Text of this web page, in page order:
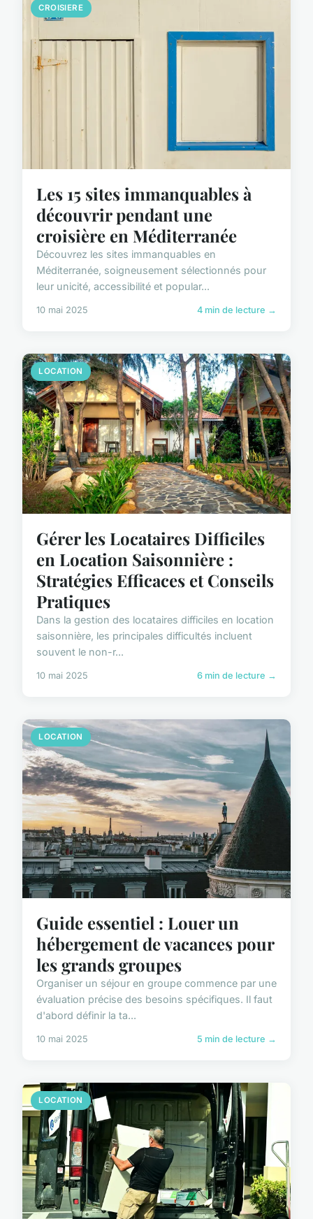
CROISIERE
Les 15 sites immanquables à
découvrir pendant une
croisière en Méditerranée
Découvrez les sites immanquables en
Méditerranée, soigneusement sélectionnés pour
leur unicité, accessibilité et popular...
10 mai 2025 4 min de lecture →
LOCATION
Gérer les Locataires Difficiles
en Location Saisonnière :
Stratégies Efficaces et Conseils
Pratiques
Dans la gestion des locataires difficiles en location
saisonnière, les principales difficultés incluent
souvent le non-r...
10 mai 2025 6 min de lecture →
LOCATION
Guide essentiel : Louer un
hébergement de vacances pour
les grands groupes
Organiser un séjour en groupe commence par une
évaluation précise des besoins spécifiques. Il faut
d'abord définir la ta...
10 mai 2025 5 min de lecture →
LOCATION